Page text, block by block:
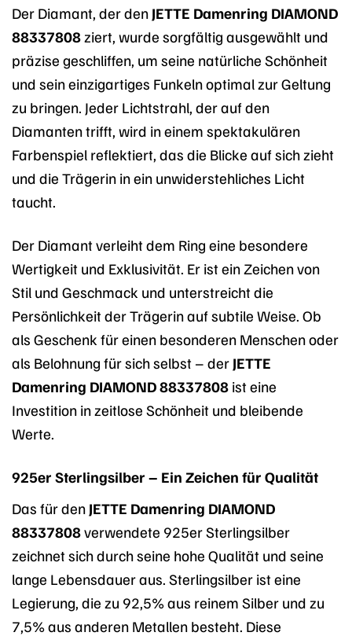
Der Diamant, der den JETTE Damenring DIAMOND
88337808ziert, wurde sorgfältig ausgewählt und
präzise geschliffen, um seine natürliche Schönheit
und sein einzigartiges Funkeln optimal zur Geltung
zu bringen. Jeder Lichtstrahl, der auf den
Diamanten trifft, wird in einem spektakulären
Farbenspiel reflektiert, das die Blicke auf sich zieht
und die Trägerin in ein unwiderstehliches Licht
taucht.
Der Diamant verleiht dem Ring eine besondere
Wertigkeit und Exklusivität. Er ist ein Zeichen von
Stil und Geschmack und unterstreicht die
Persönlichkeit der Trägerin auf subtile Weise. Ob
als Geschenk für einen besonderen Menschen oder
als Belohnung für sich selbst – der JETTE
Damenring DIAMOND 88337808 ist eine
Investition in zeitlose Schönheit und bleibende
Werte.
925er Sterlingsilber – Ein Zeichen für Qualität
Das für den JETTE Damenring DIAMOND
88337808verwendete 925er Sterlingsilber
zeichnet sich durch seine hohe Qualität und seine
lange Lebensdauer aus. Sterlingsilber ist eine
Legierung, die zu 92,5% aus reinem Silber und zu
7,5% aus anderen Metallen besteht. Diese